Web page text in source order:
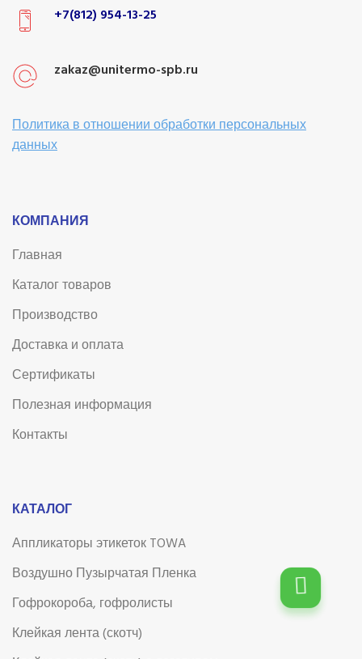
+7(812) 954-13-25
zakaz@unitermo-spb.ru
Политика в отношении обработки персональных
данных
КОМПАНИЯ
Главная
Каталог товаров
Производство
Доставка и оплата
Сертификаты
Полезная информация
Контакты
КАТАЛОГ
Аппликаторы этикеток TOWA
Воздушно Пузырчатая Пленка
Гофрокороба, гофролисты
Клейкая лента (скотч)